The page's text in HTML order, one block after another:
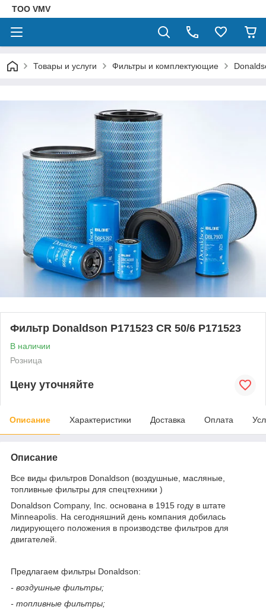
ТОО VMV
Товары и услуги Фильтры и комплектующие
Фильтр Donaldson P171523 CR 50/6 P171523
В наличии
Розница
Цену уточняйте
Описание Характеристики Доставка Оплата
Описание
Все виды фильтров Donaldson (воздушные, масляные,
топливные фильтры для спецтехники )
Donaldson Company, Inc. основана в 1915 году в штате
Minneapolis. На сегодняшний день компания добилась
лидирующего положения в производстве фильтров для
двигателей.
Предлагаем фильтры Donaldson:
- воздушные фильтры;
- топливные фильтры;